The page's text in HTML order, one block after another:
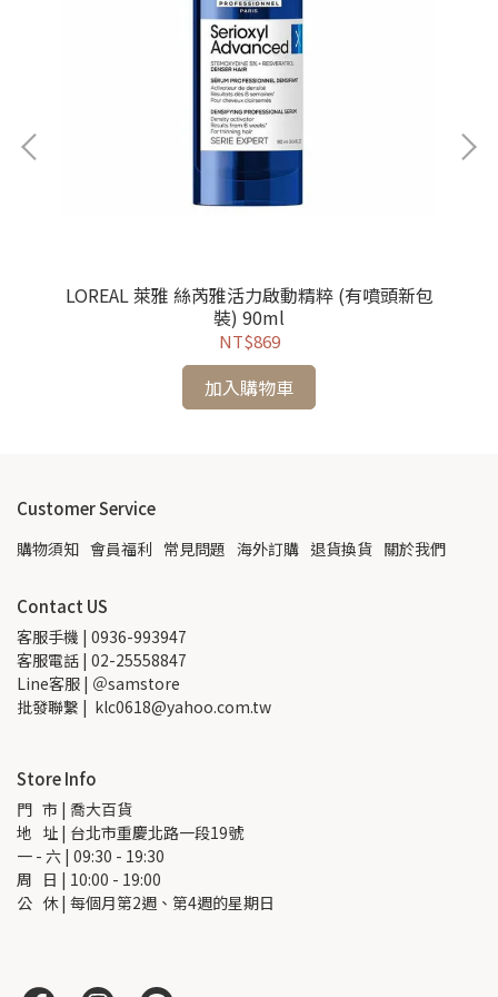
LOREAL 萊雅 絲芮雅活力啟動精粹 (有噴頭新包
裝) 90ml
NT$869
加入購物車
Customer Service
購物須知 會員福利 常見問題 海外訂購 退貨換貨 關於我們
Contact US
客服手機 | 0936-993947
客服電話 | 02-25558847
Line客服 | ＠samstore
批發聯繫 |  klc0618@yahoo.com.tw
Store Info
門   市 | 喬大百貨
地   址 | 台北市重慶北路一段19號
一 - 六 | 09:30 - 19:30
周   日 | 10:00 - 19:00
公   休 | 每個月第2週、第4週的星期日